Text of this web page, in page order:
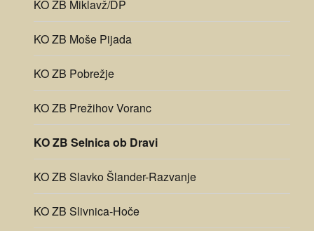
KO ZB Miklavž/DP
KO ZB Moše Pijada
KO ZB Pobrežje
KO ZB Prežihov Voranc
KO ZB Selnica ob Dravi
KO ZB Slavko Šlander-Razvanje
KO ZB Slivnica-Hoče